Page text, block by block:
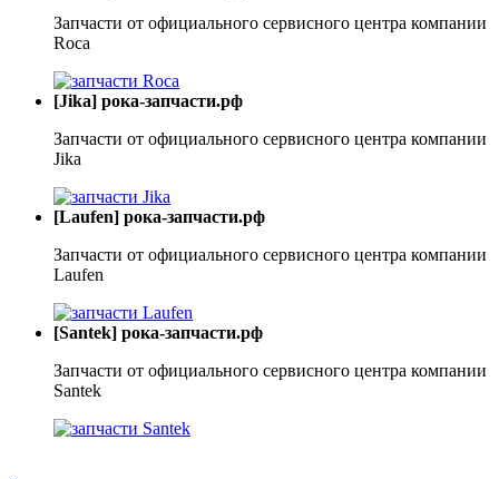
Запчасти от официального сервисного центра компании
Roca
[Jika] рока-запчасти.рф
Запчасти от официального сервисного центра компании
Jika
[Laufen] рока-запчасти.рф
Запчасти от официального сервисного центра компании
Laufen
[Santek] рока-запчасти.рф
Запчасти от официального сервисного центра компании
Santek